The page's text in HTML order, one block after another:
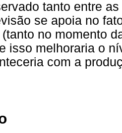
tanto entre
se apoia no
no momento
isso melhoraria o
com a